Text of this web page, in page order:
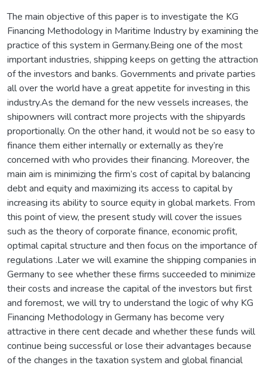
The main objective of this paper is to investigate the KG
Financing Methodology in Maritime Industry by examining the
practice of this system in Germany.Being one of the most
important industries, shipping keeps on getting the attraction
of the investors and banks. Governments and private parties
all over the world have a great appetite for investing in this
industry.As the demand for the new vessels increases, the
shipowners will contract more projects with the shipyards
proportionally. On the other hand, it would not be so easy to
finance them either internally or externally as they’re
concerned with who provides their financing. Moreover, the
main aim is minimizing the firm’s cost of capital by balancing
debt and equity and maximizing its access to capital by
increasing its ability to source equity in global markets. From
this point of view, the present study will cover the issues
such as the theory of corporate finance, economic profit,
optimal capital structure and then focus on the importance of
regulations .Later we will examine the shipping companies in
Germany to see whether these firms succeeded to minimize
their costs and increase the capital of the investors but first
and foremost, we will try to understand the logic of why KG
Financing Methodology in Germany has become very
attractive in there cent decade and whether these funds will
continue being successful or lose their advantages because
of the changes in the taxation system and global financial